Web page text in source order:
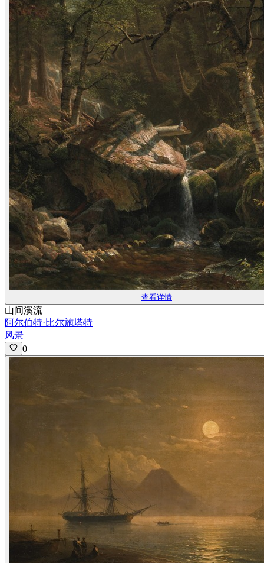
查看详情
山间溪流
阿尔伯特·比尔施塔特
风景
0